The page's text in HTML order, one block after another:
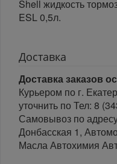
Shell жидкость
ESL 0,5л.
Доставка
Доставка заказов
Курьером по г.
уточнить по Тел: 8
Самовывоз по
Донбасская 1,
Масла Автохимия